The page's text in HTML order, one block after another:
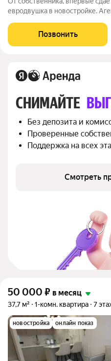
евродвушка в новостройке.
зоной кухни. Квартира
готова для проживания. Есть
Позвонить
СНИМАЙТЕ
Без депозита и
Проверенные
Поддержка на всех
Смотреть
50 000 ₽ в месяц
37,7 м² 1-комн. квартира 7
новостройка онлайн показ